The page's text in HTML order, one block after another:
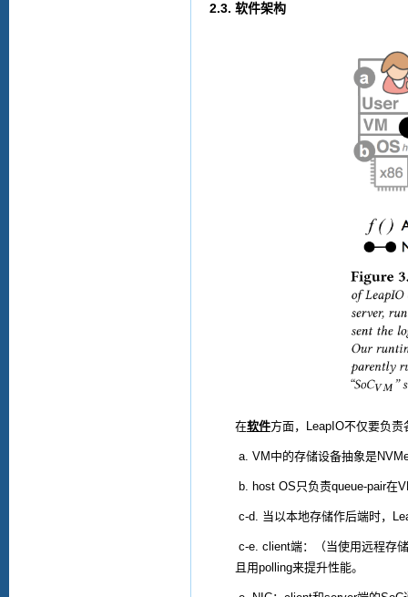
2.3. 软件架构
在软件方面， LeapIO不仅要负责
a. VM 中的存储设备抽象是
b. host OS 只负责queue-pair在
c-d. 当以本地存储作后端时，
c-e. client端：（当使用远程存
且用polling来提升性能。